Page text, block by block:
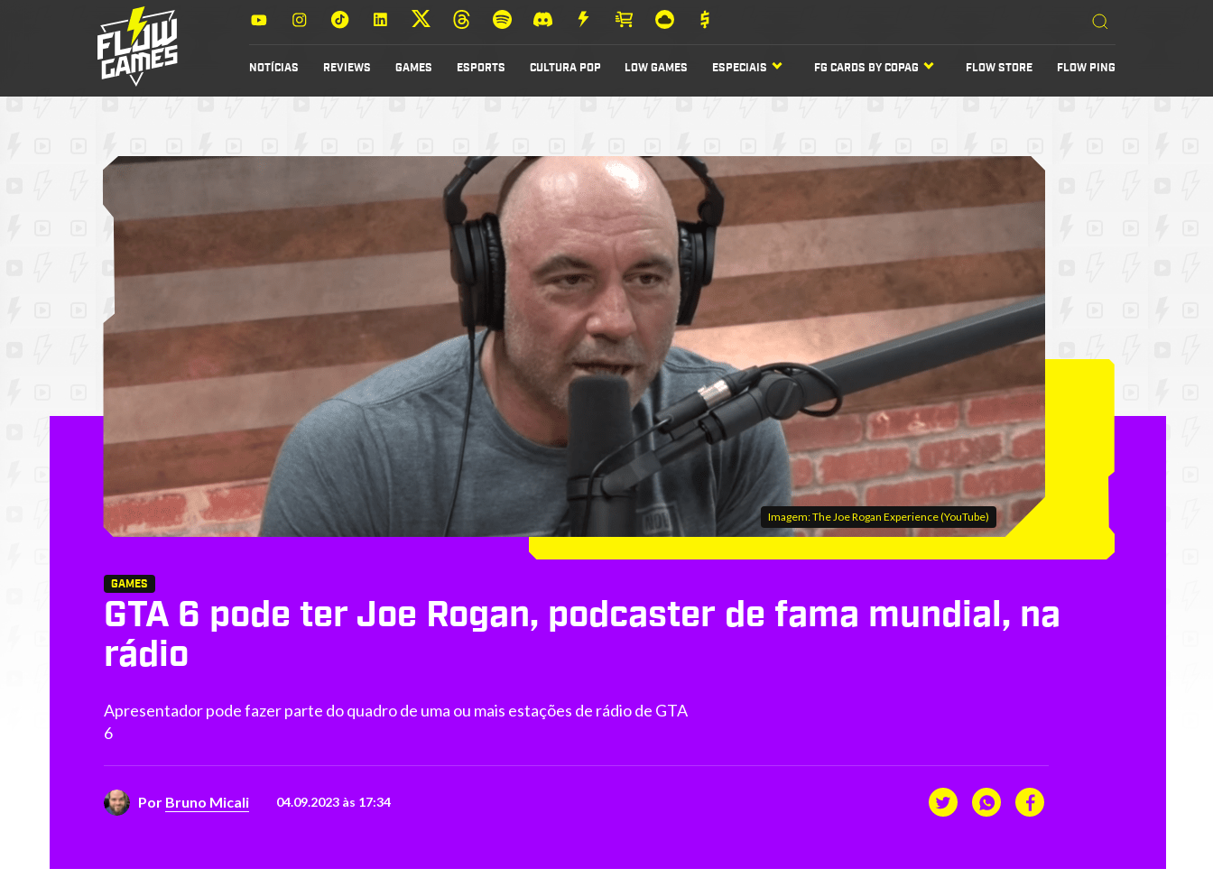
NOTÍCIAS REVIEWS GAMES ESPORTS CULTURA POP LOW GAMES ESPECIAIS FG CARDS BY COPAG FLOW STORE FLOW PING
Imagem: The Joe Rogan Experience (YouTube)
GAMES
GTA 6 pode ter Joe Rogan, podcaster de fama mundial, na
rádio
Apresentador pode fazer parte do quadro de uma ou mais estações de rádio de GTA
6
Por Bruno Micali 04.09.2023 às 17:34